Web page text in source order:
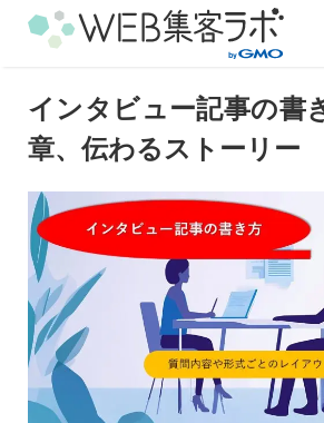
インタビュー記事の書
章、伝わるストーリー